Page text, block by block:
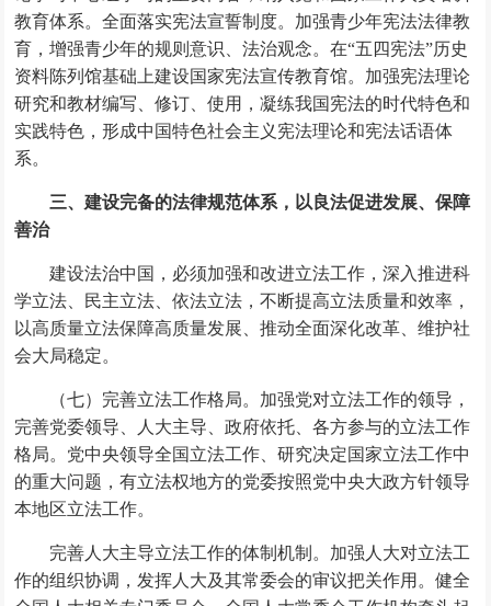
教育体系。全面落实宪法宣誓制度。加强青少年宪法法律教
育，增强青少年的规则意识、法治观念。在“五四宪法”历史
资料陈列馆基础上建设国家宪法宣传教育馆。加强宪法理论
研究和教材编写、修订、使用，凝练我国宪法的时代特色和
实践特色，形成中国特色社会主义宪法理论和宪法话语体
系。
三、建设完备的法律规范体系，以良法促进发展、保障
善治
建设法治中国，必须加强和改进立法工作，深入推进科
学立法、民主立法、依法立法，不断提高立法质量和效率，
以高质量立法保障高质量发展、推动全面深化改革、维护社
会大局稳定。
（七）完善立法工作格局。加强党对立法工作的领导，
完善党委领导、人大主导、政府依托、各方参与的立法工作
格局。党中央领导全国立法工作、研究决定国家立法工作中
的重大问题，有立法权地方的党委按照党中央大政方针领导
本地区立法工作。
完善人大主导立法工作的体制机制。加强人大对立法工
作的组织协调，发挥人大及其常委会的审议把关作用。健全